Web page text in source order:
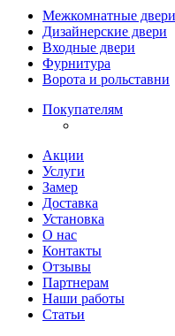
Межкомнатные двери
Дизайнерские двери
Входные двери
Фурнитура
Ворота и рольставни
Покупателям
Акции
Услуги
Замер
Доставка
Установка
О нас
Контакты
Отзывы
Партнерам
Наши работы
Статьи